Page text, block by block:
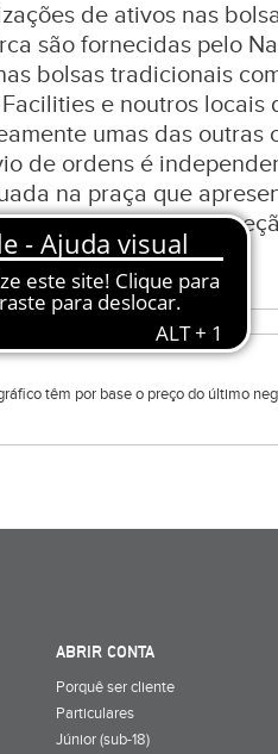
de ativos nas
são fornecidas pelo
bolsas tradicionais
e noutros
umas das outras
de ordens é
na praça que
com a Política de
têm por base o preço do último
ABRIR CONTA
Porquê ser cliente
Particulares
Júnior (sub-18)